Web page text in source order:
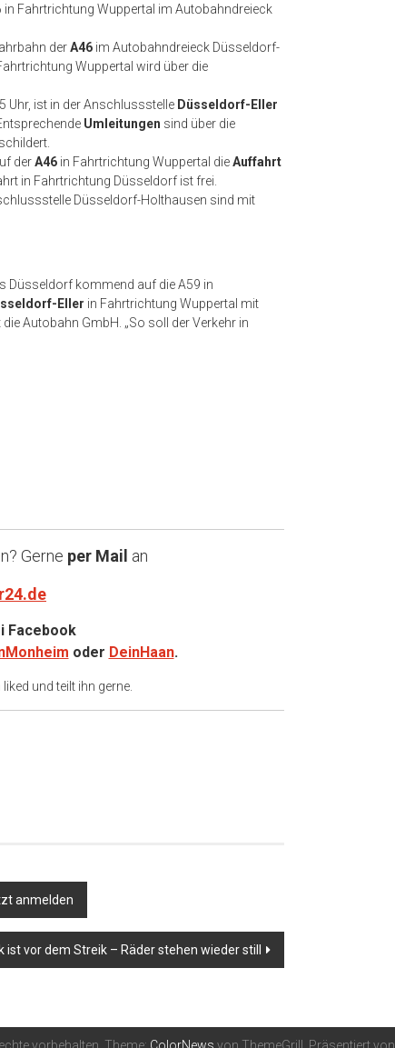
in Fahrtrichtung Wuppertal im Autobahndreieck
derA46 im Autobahndreieck Düsseldorf-
Wuppertal wird über die
Uhr, ist in der Anschlussstelle Düsseldorf-Eller
Umleitungen sind über die
derA46 in Fahrtrichtung Wuppertal dieAuffahrt
in Fahrtrichtung Düsseldorf ist frei.
Düsseldorf-Holthausen sind mit
Düsseldorf kommend auf die A59 in
Eller in Fahrtrichtung Wuppertal mit
die Autobahn GmbH. „So soll der Verkehr in
Gerne per Mail an
Facebook
oder DeinHaan.
und teilt ihn gerne.
anmelden
ist vor dem Streik – Räder stehen wieder still
vorbehalten. Theme: ColorNews von ThemeGrill. Präsentiert von